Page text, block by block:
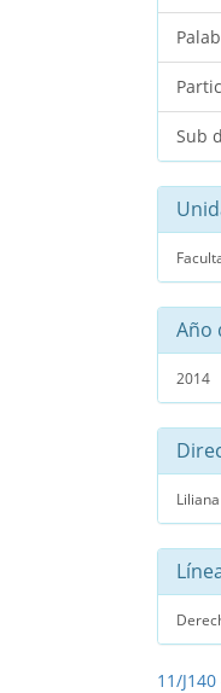
Sub
Año
2014
11/J140